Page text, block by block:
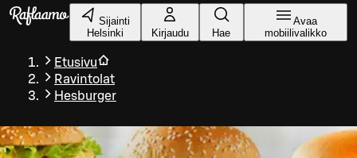
Siirry pääsisältöön
Sijainti
Helsinki
Kirjaudu Hae
Avaa
mobiilivalikko
Etusivu
Ravintolat
Hesburger